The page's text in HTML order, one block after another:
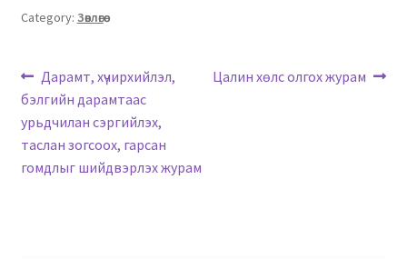
Хөдөлмөрийн багц баримт
Шүүхэд нэхэмжлэл гаргах загварууд
Эрсдэлийн удирдлага
Category: Зөвлөгөө
Дарамт, хүчирхийлэл,
бэлгийн дарамтаас
урьдчилан сэргийлэх,
таслан зогсоох, гарсан
гомдлыг шийдвэрлэх журам
Цалин хөлс олгох журам